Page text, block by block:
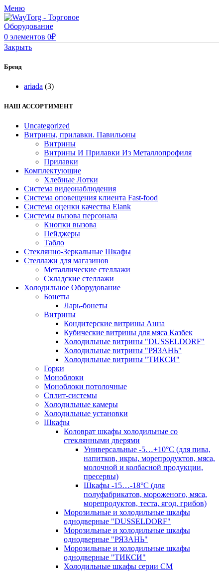
Меню
0 элементов 0₽
Закрыть
Бренд
ariada (3)
НАШ АССОРТИМЕНТ
Uncategorized
Витрины, прилавки. Павильоны
Витрины
Витрины И Прилавки Из Металлопрофиля
Прилавки
Комплектующие
Хлебные Лотки
Система видеонаблюдения
Система оповещения клиента Fast-food
Система оценки качества Elank
Системы вызова персонала
Кнопки вызова
Пейджеры
Табло
Стеклянно-Зеркальные Шкафы
Стеллажи для магазинов
Металлические стеллажи
Складские стеллажи
Холодильное Оборудование
Бонеты
Ларь-бонеты
Витрины
Кондитерские витрины Анна
Кубические витрины для мяса Казбек
Холодильные витрины "DUSSELDORF"
Холодильные витрины "РЯЗАНЬ"
Холодильные витрины "ТИКСИ"
Горки
Моноблоки
Моноблоки потолочные
Сплит-системы
Холодильные камеры
Холодильные установки
Шкафы
Коловрат шкафы холодильные со
стеклянными дверями
Универсальные -5…+10°C (для пива,
напитков, икры, морепродуктов, мяса,
молочной и колбасной продукции,
пресервы)
Шкафы -15…-18°C (для
полуфабрикатов, мороженого, мяса,
морепродуктов, теста, ягод, грибов)
Морозильные и холодильные шкафы
однодверные "DUSSELDORF"
Морозильные и холодильные шкафы
однодверные "РЯЗАНЬ"
Морозильные и холодильные шкафы
однодверные "ТИКСИ"
Холодильные шкафы серии CM